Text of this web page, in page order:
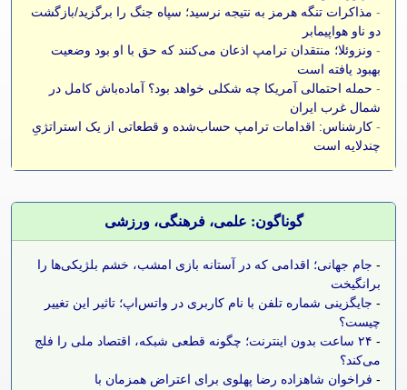
- مذاکرات تنگه هرمز به نتیجه نرسید؛ سپاه جنگ را برگزید/بازگشت
دو ناو هواپیمابر
- ونزوئلا؛ منتقدان ترامپ اذعان می‌کنند که حق با او بود وضعیت
بهبود یافته است
- حمله احتمالی آمریکا چه شکلی خواهد بود؟ آماده‌باش کامل در
شمال غرب ایران
- کارشناس: اقدامات ترامپ حساب‌شده و قطعاتی از یک استراتژیِ
چندلایه است
گوناگون: علمی، فرهنگی، ورزشی
- جام جهانی؛ اقدامی که در آستانه بازی امشب، خشم بلژیکی‌ها را
برانگیخت
- جایگزینی شماره تلفن با نام کاربری در واتس‌اپ؛ تاثیر این تغییر
چیست؟
-
۲۴ ساعت بدون اینترنت؛ چگونه قطعی شبکه، اقتصاد ملی را فلج
می‌کند؟
- فراخوان شاهزاده رضا پهلوی برای اعتراض همزمان با